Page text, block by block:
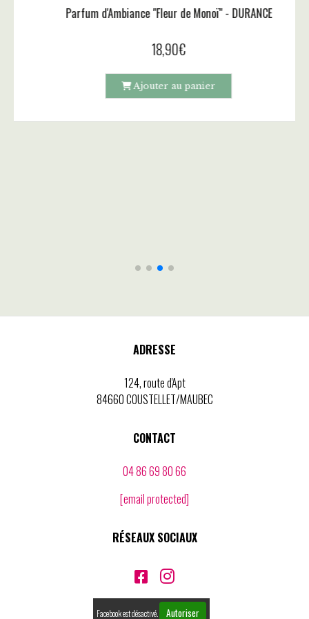
ADRESSE
124, route d'Apt
84660 COUSTELLET/MAUBEC
CONTACT
04 86 69 80 66
[email protected]
RÉSEAUX SOCIAUX
 
Facebook est désactivé. Autoriser